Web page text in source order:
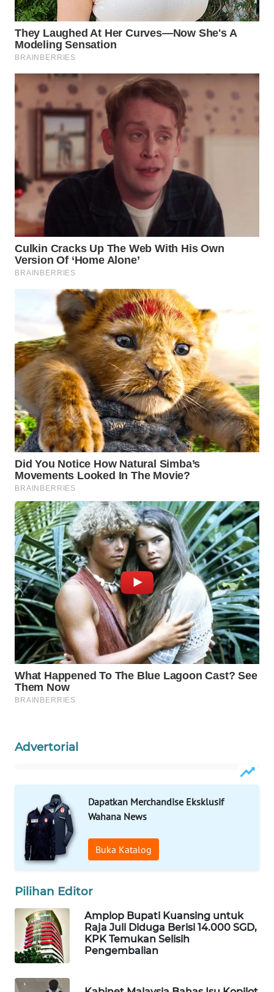
Advertorial
Dapatkan Merchandise Eksklusif
Wahana News
Buka Katalog
Pilihan Editor
Amplop Bupati Kuansing untuk
Raja Juli Diduga Berisi 14.000 SGD,
KPK Temukan Selisih
Pengembalian
WAHANA
TANI
WAHANA
WAHANA
INFRASTRUKTUR
WAHANA
KONSUMEN
WAHANA
LISTRIK
WAHANA
TRAVEL
WAHANA
WAHANANEWS
ID
WAHANANEWS
CO ID
WAHANANEWS
NET
WAHANA
SPORT
WAHANA
UMKM
WAHANA
SELEB
WAHANA
PERSONA
WAHANA
OTOMOTIF
WAHANA
HEALTH
DESA
WAHANA
Wahana
Network
LISTRIK
MASYARAKAT
KELISTRIKAN
ID